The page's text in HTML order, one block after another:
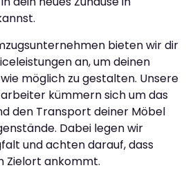
bieten wir dir
an, um deinen
möglich zu gestalten. Unsere
kümmern sich um das
den Transport deiner Möbel
Dabei legen wir
und achten darauf, dass
Zielort ankommt.